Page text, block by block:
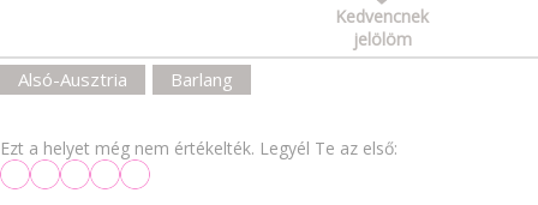
Kedvencnek
jelölöm
Alsó-Ausztria Barlang
Ezt a helyet még nem értékelték. Legyél Te az első: